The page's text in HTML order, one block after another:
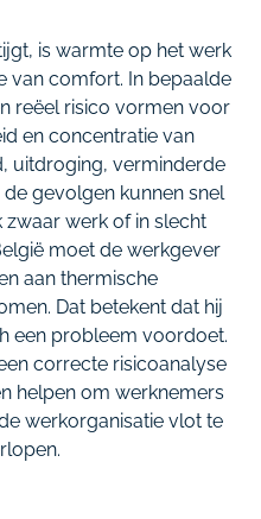
is warmte op het werk
van comfort. In bepaalde
reëel risico vormen voor
en concentratie van
uitdroging, verminderde
gevolgen kunnen snel
werk of in slecht
moet de werkgever
aan thermische
Dat betekent dat hij
een probleem voordoet.
correcte risicoanalyse
helpen om werknemers
werkorganisatie vlot te